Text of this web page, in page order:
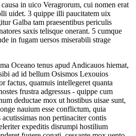
in uico Veragrorum, cui nomen erat
uidet. 3 quippe illi paucitatem uix
Galba tam praesentibus periculis
saxis telisque onerant. 5 cumque
in fugam uersos miserabili strage
Oceano tenus apud Andicauos hiemat,
ad id bellum Osismos Lexouios
factus, quamuis intellegeret quanta
frustra adgressus - quippe cum
deductae mox ut hostibus uisae sunt,
nauium esse conflictum, quia
non pertinaciter contis
expeditis disrumpi hostilium